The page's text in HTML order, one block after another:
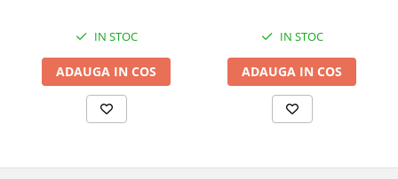
IN STOC
ADAUGA IN COS
IN STOC
ADAUGA IN COS